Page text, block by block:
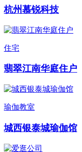
杭州慕锐科技
住宅
翡翠江南华庭住户
瑜伽教室
城西银泰城瑜伽馆